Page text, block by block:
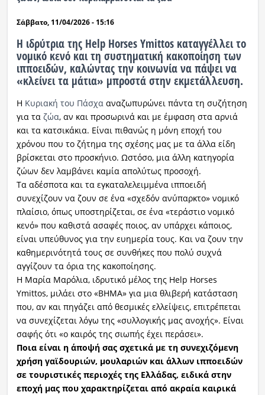
Εκπομπές
Πολιτισμός
Σάββατο, 11/04/2026 - 15:16
Η ιδρύτρια της Help Horses Ymittos καταγγέλλει το
νομικό κενό και τη συστηματική κακοποίηση των
ιπποειδών, καλώντας την κοινωνία να πάψει να
«κλείνει τα μάτια» μπροστά στην εκμετάλλευση.
Η Κυριακή του Πάσχααναζωπυρώνει πάντα τη συζήτηση
για τα ζώα, αν και προσωρινά και με έμφαση στα αρνιά
και τα κατσικάκια. Είναι πιθανώς η μόνη εποχή του
χρόνου που το ζήτημα της σχέσης μας με τα άλλα είδη
βρίσκεται στο προσκήνιο. Ωστόσο, μια άλλη κατηγορία
ζώων δεν λαμβάνει καμία απολύτως προσοχή.
Τα αδέσποτα και τα εγκαταλελειμμένα ιπποειδή
συνεχίζουν να ζουν σε ένα «σχεδόν ανύπαρκτο» νομικό
πλαίσιο, όπως υποστηρίζεται, σε ένα «τεράστιο νομικό
κενό» που καθιστά ασαφές ποιος, αν υπάρχει κάποιος,
είναι υπεύθυνος για την ευημερία τους. Και να ζουν την
καθημερινότητά τους σε συνθήκες που πολύ συχνά
αγγίζουν τα όρια της κακοποίησης.
Η Μαρία Μαρόλια, ιδρυτικό μέλος της Help Horses
Ymittos, μιλάει στο «ΒΗΜΑ» για μια θλιβερή κατάσταση
που, αν και πηγάζει από θεσμικές ελλείψεις, επιτρέπεται
να συνεχίζεται λόγω της «συλλογικής μας ανοχής». Είναι
σαφής ότι «ο καιρός της σιωπής έχει περάσει».
Ποια είναι η άποψή σας σχετικά με τη συνεχιζόμενη
χρήση γαϊδουριών, μουλαριών και άλλων ιπποειδών
σε τουριστικές περιοχές της Ελλάδας, ειδικά στην
εποχή μας που χαρακτηρίζεται από ακραία καιρικά